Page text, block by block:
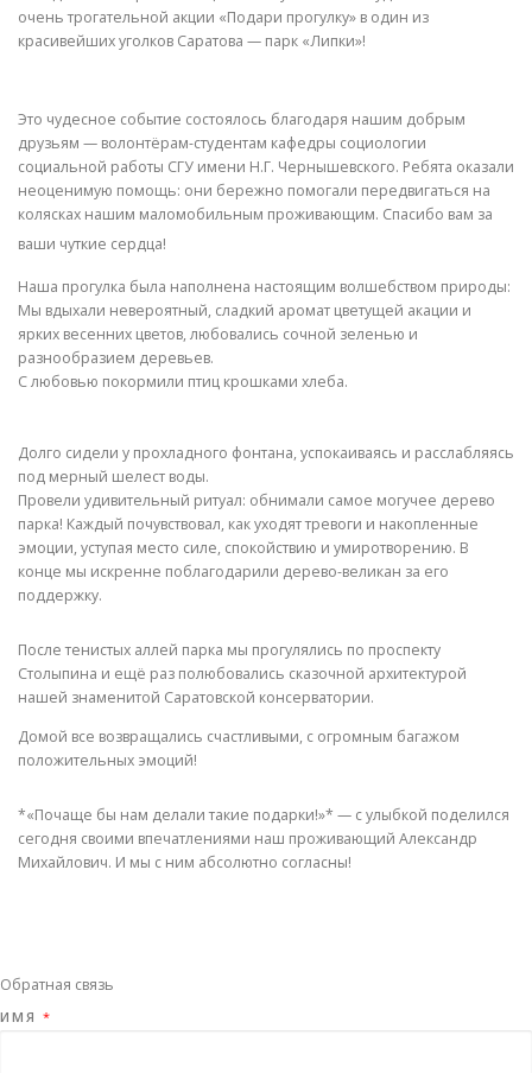
очень трогательной акции «Подари прогулку» в один из
красивейших уголков Саратова — парк «Липки»!
Это чудесное событие состоялось благодаря нашим добрым
друзьям — волонтёрам-студентам кафедры социологии
социальной работы СГУ имени Н.Г. Чернышевского. Ребята оказали
неоценимую помощь: они бережно помогали передвигаться на
колясках нашим маломобильным проживающим. Спасибо вам за
ваши чуткие сердца!
Наша прогулка была наполнена настоящим волшебством природы:
Мы вдыхали невероятный, сладкий аромат цветущей акации и
ярких весенних цветов, любовались сочной зеленью и
разнообразием деревьев.
С любовью покормили птиц крошками хлеба.
Долго сидели у прохладного фонтана, успокаиваясь и расслабляясь
под мерный шелест воды.
Провели удивительный ритуал: обнимали самое могучее дерево
парка! Каждый почувствовал, как уходят тревоги и накопленные
эмоции, уступая место силе, спокойствию и умиротворению. В
конце мы искренне поблагодарили дерево-великан за его
поддержку.
После тенистых аллей парка мы прогулялись по проспекту
Столыпина и ещё раз полюбовались сказочной архитектурой
нашей знаменитой Саратовской консерватории.
Домой все возвращались счастливыми, с огромным багажом
положительных эмоций!
*«Почаще бы нам делали такие подарки!»* — с улыбкой поделился
сегодня своими впечатлениями наш проживающий Александр
Михайлович. И мы с ним абсолютно согласны!
Обратная связь
ИМЯ *